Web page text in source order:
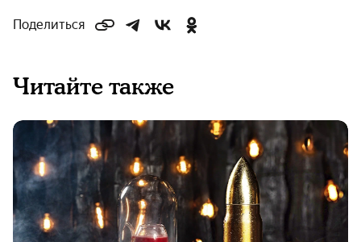
Поделиться
Читайте также